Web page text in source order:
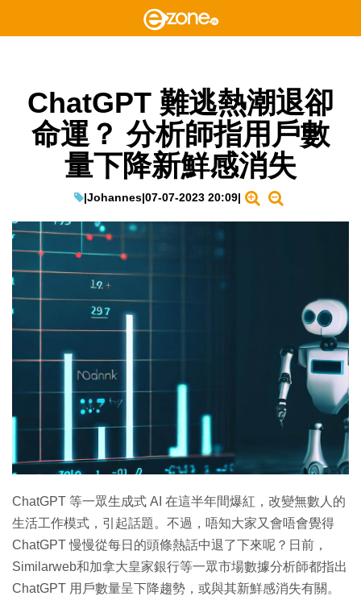
ChatGPT 難逃熱潮退卻
命運？ 分析師指用戶數
量下降新鮮感消失
|Johannes|07-07-2023 20:09|
ChatGPT 等一眾生成式 AI 在這半年間爆紅，改變無數人的
生活工作模式，引起話題。不過，唔知大家又會唔會覺得
ChatGPT 慢慢從每日的頭條熱話中退了下來呢？日前，
Similarweb和加拿大皇家銀行等一眾市場數據分析師都指出
ChatGPT 用戶數量呈下降趨勢，或與其新鮮感消失有關。